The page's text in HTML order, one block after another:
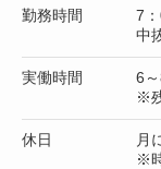
勤務時間
7
中
実働時間
6
※
休日
月
※